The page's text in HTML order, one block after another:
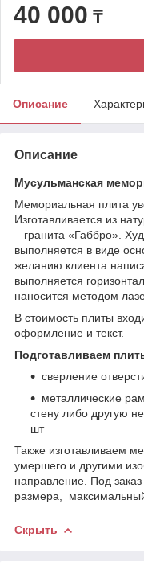
40 000 ₸
Описание
Описание
Мусульманская
Мемориальная плита
Изготавливается из
– гранита «Габбро».
выполняется в виде
желанию клиента
выполняется
наносится методом
В стоимость плиты
оформление и текст.
Подготавливаем
сверление
металлические
стену либо другую
шт
Также изготавливаем
умершего и другими
направление. Под
размера,
Скрыть